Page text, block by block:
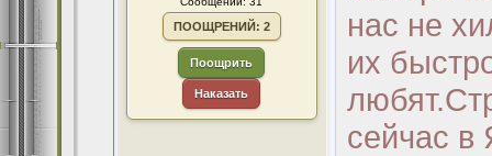
ПООЩРЕНИЙ: 2
Поощрить
Наказать
нас не
их
сейчас в